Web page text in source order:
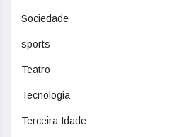
Sociedade
sports
Teatro
Tecnologia
Terceira Idade